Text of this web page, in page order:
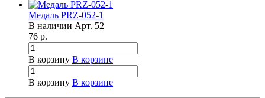
Медаль PRZ-052-1
В наличии Арт. 52
76 р.
В корзину В корзине
В корзину В корзине